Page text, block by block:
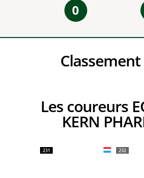
0
Classement
Les coureurs EQUIPO
KERN
231 232